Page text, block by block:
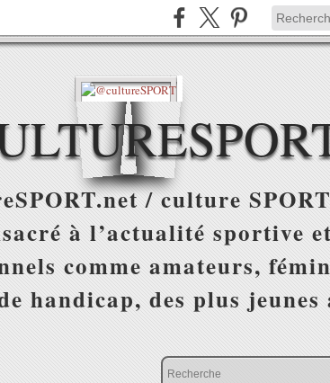
/ culture
à l’actualité sportive
comme amateurs,
handicap, des plus